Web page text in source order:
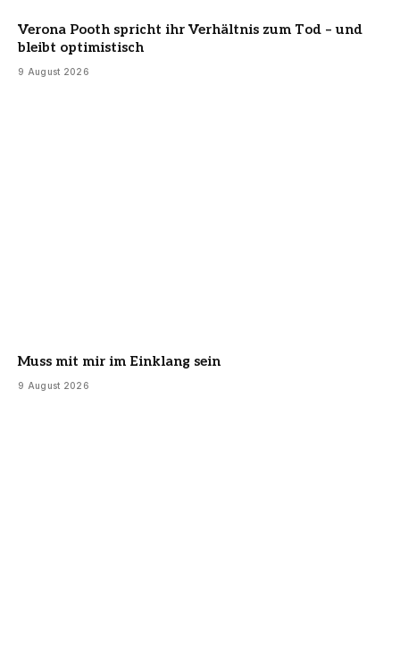
Verona Pooth spricht ihr Verhältnis zum Tod – und
bleibt optimistisch
9 August 2026
Muss mit mir im Einklang sein
9 August 2026